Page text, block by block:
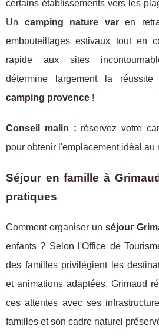
certains établissements vers les
Un camping nature varen
embouteillages estivaux tout en
rapide aux sites
détermine largement la
camping provence !
Conseil malin : réservez votre
pour obtenir l'emplacement idéal au
Séjour en famille à
pratiques
Comment organiser unséjour
enfants ? Selon l'Office de
des familles privilégient les
et animations adaptées. Grimaud
ces attentes avec ses
familles et son cadre naturel